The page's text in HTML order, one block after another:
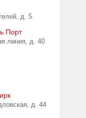
д. 5
Порт
линия, д. 40
д. 44